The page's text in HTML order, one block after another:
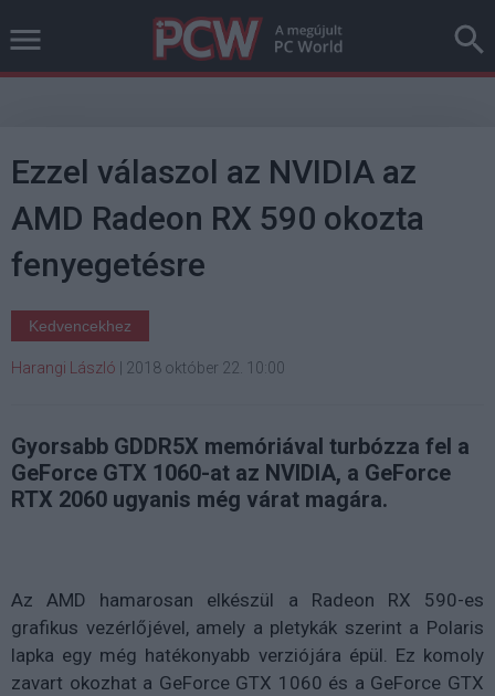
Ezzel válaszol az NVIDIA az
AMD Radeon RX 590 okozta
fenyegetésre
Kedvencekhez
Harangi László 2018 október 22. 10:00
Gyorsabb GDDR5X memóriával turbózza fel a
GeForce GTX 1060-at az NVIDIA, a GeForce
RTX 2060 ugyanis még várat magára.
Az AMD hamarosan elkészül a Radeon RX 590-es
grafikus vezérlőjével, amely a pletykák szerint a Polaris
lapka egy még hatékonyabb verziójára épül. Ez komoly
zavart okozhat a GeForce GTX 1060 és a GeForce GTX